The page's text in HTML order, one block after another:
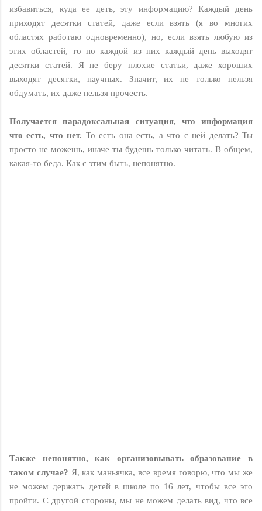
избавиться, куда ее деть, эту информацию? Каждый день
приходят десятки статей, даже если взять (я во многих
областях работаю одновременно), но, если взять любую из
этих областей, то по каждой из них каждый день выходят
десятки статей. Я не беру плохие статьи, даже хороших
выходят десятки, научных. Значит, их не только нельзя
обдумать, их даже нельзя прочесть.
Получается парадоксальная ситуация, что информация
что есть, что нет. То есть она есть, а что с ней делать? Ты
просто не можешь, иначе ты будешь только читать. В общем,
какая-то беда. Как с этим быть, непонятно.
Также непонятно, как организовывать образование в
таком случае? Я, как маньячка, все время говорю, что мы же
не можем держать детей в школе по 16 лет, чтобы все это
пройти. С другой стороны, мы не можем делать вид, что все